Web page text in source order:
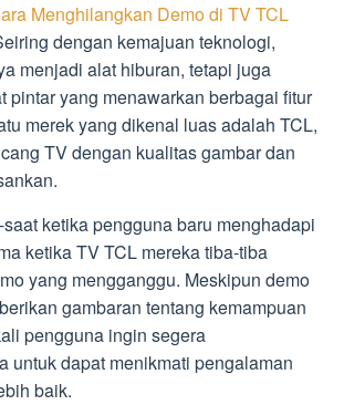
Menghilangkan Demo di TV TCL
dengan kemajuan teknologi,
menjadi alat hiburan, tetapi juga
pintar yang menawarkan berbagai fitur
merek yang dikenal luas adalah TCL,
TV dengan kualitas gambar dan
ketika pengguna baru menghadapi
ketika TV TCL mereka tiba-tiba
yang mengganggu. Meskipun demo
gambaran tentang kemampuan
pengguna ingin segera
untuk dapat menikmati pengalaman
baik.